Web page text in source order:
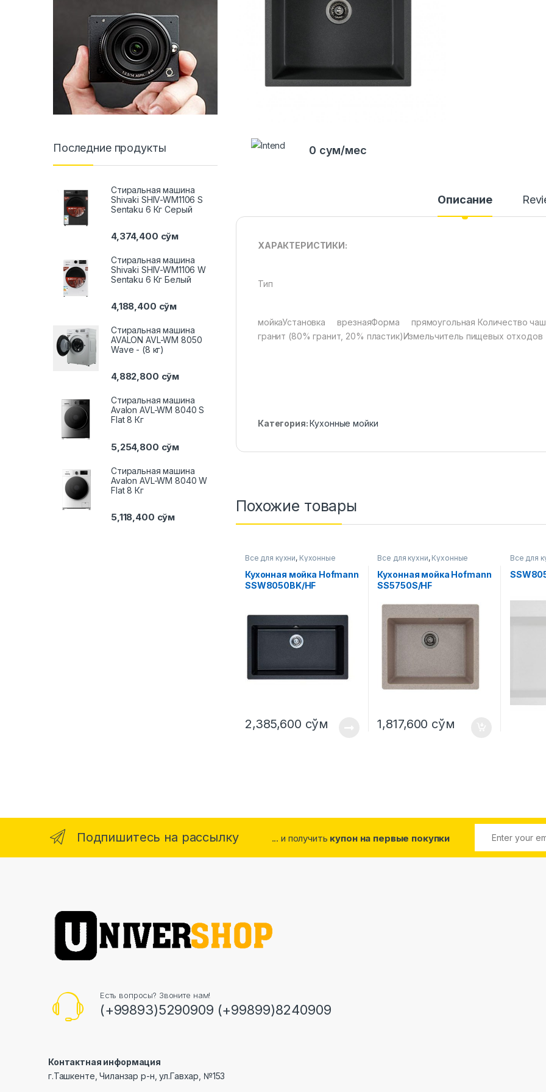
0 сум/мес
Описание
ХАРАКТЕРИСТИКИ:
Тип
мойкаУстановка врезнаяФорма прямоугольная Количество
гранит (80% гранит, 20% пластик)Измельчитель пищевых
Категория:Кухонные мойки
Похожие товары
Все для кухни, Кухонные
Кухонная мойка Hofmann
SSW8050BK/HF
2,385,600 сўм
Все для кухни, Кухонные
Кухонная мойка Hofmann
SS5750S/HF
1,817,600 сўм
Все для
Последние продукты
Стиральная машина
Shivaki SHIV-WM1106 S
Sentaku 6 Кг Серый
4,374,400 сўм
Стиральная машина
Shivaki SHIV-WM1106 W
Sentaku 6 Кг Белый
4,188,400 сўм
Стиральная машина
AVALON AVL-WM 8050
Wave - (8 кг)
4,882,800 сўм
Стиральная машина
Avalon AVL-WM 8040 S
Flat 8 Кг
5,254,800 сўм
Стиральная машина
Avalon AVL-WM 8040 W
Flat 8 Кг
5,118,400 сўм
Подпишитесь на рассылку ... и получить купон на первые покупки
Есть вопросы? Звоните нам!
(+99893)5290909 (+99899)8240909
Контактная информация
г.Ташкенте, Чиланзар р-н, ул.Гавхар, №153